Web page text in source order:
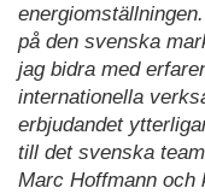
på den svenska
jag bidra med
internationella
erbjudandet
till det svenska
Marc Hoffmann och